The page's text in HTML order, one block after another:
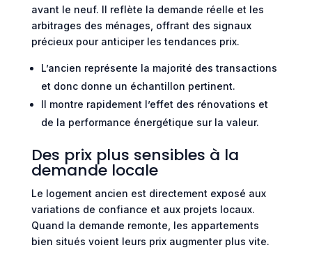
avant le neuf. Il reflète la demande réelle et les
arbitrages des ménages, offrant des signaux
précieux pour anticiper les tendances prix.
L’ancien représente la majorité des transactions
et donc donne un échantillon pertinent.
Il montre rapidement l’effet des rénovations et
de la performance énergétique sur la valeur.
Des prix plus sensibles à la
demande locale
Le logement ancien est directement exposé aux
variations de confiance et aux projets locaux.
Quand la demande remonte, les appartements
bien situés voient leurs prix augmenter plus vite.